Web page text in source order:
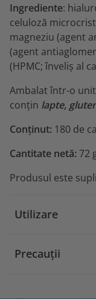
Ingrediente:
celuloză
magneziu (agent
(agent
(HPMC; înveliș al
Ambalat într-o
conțin lapte,
Conținut: 180 de
Cantitate netă: 72
Produsul este
Utilizare
Precauții